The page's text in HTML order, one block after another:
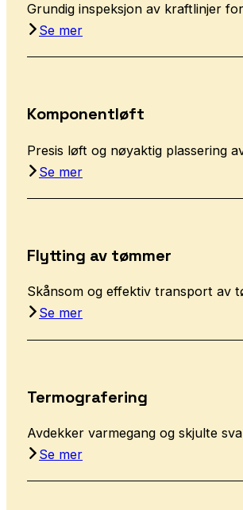
Grundig inspeksjon av kraftlinjer
Se mer
Komponentløft
Presis løft og nøyaktig plassering
Se mer
Flytting av tømmer
Skånsom og effektiv transport av
Se mer
Termografering
Avdekker varmegang og skjulte
Se mer